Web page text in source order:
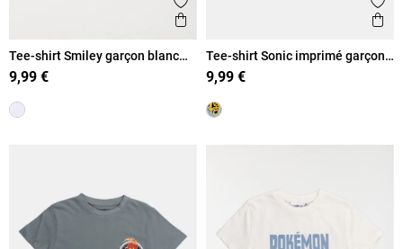
Ajouter aux favoris
Aperçu rapide
Tee-shirt Smiley garçon blanc
(6-12A)
9,99 €
Tee-shirt Sonic imprimé garçon
(5-12A)
9,99 €